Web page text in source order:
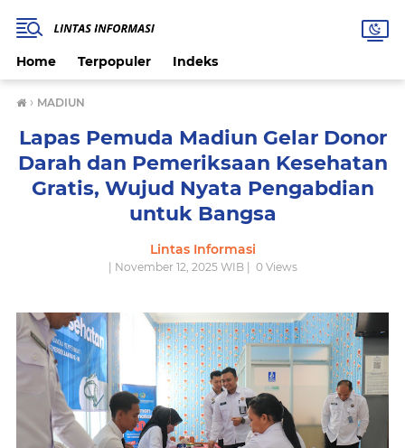
Home Terpopuler Indeks
› MADIUN
Lapas Pemuda Madiun Gelar Donor
Darah dan Pemeriksaan Kesehatan
Gratis, Wujud Nyata Pengabdian
untuk Bangsa
Lintas Informasi
| November 12, 2025 WIB | 0Views